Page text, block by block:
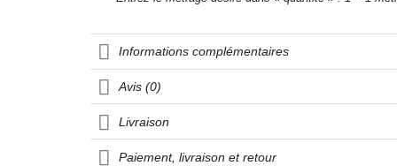
Informations complémentaires
Avis (0)
Livraison
Paiement, livraison et retour